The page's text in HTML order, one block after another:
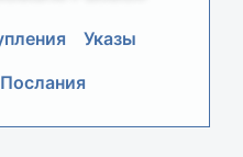
Указы
Послания